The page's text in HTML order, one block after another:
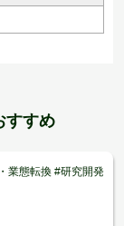
すすめ
業態転換 #研究開発